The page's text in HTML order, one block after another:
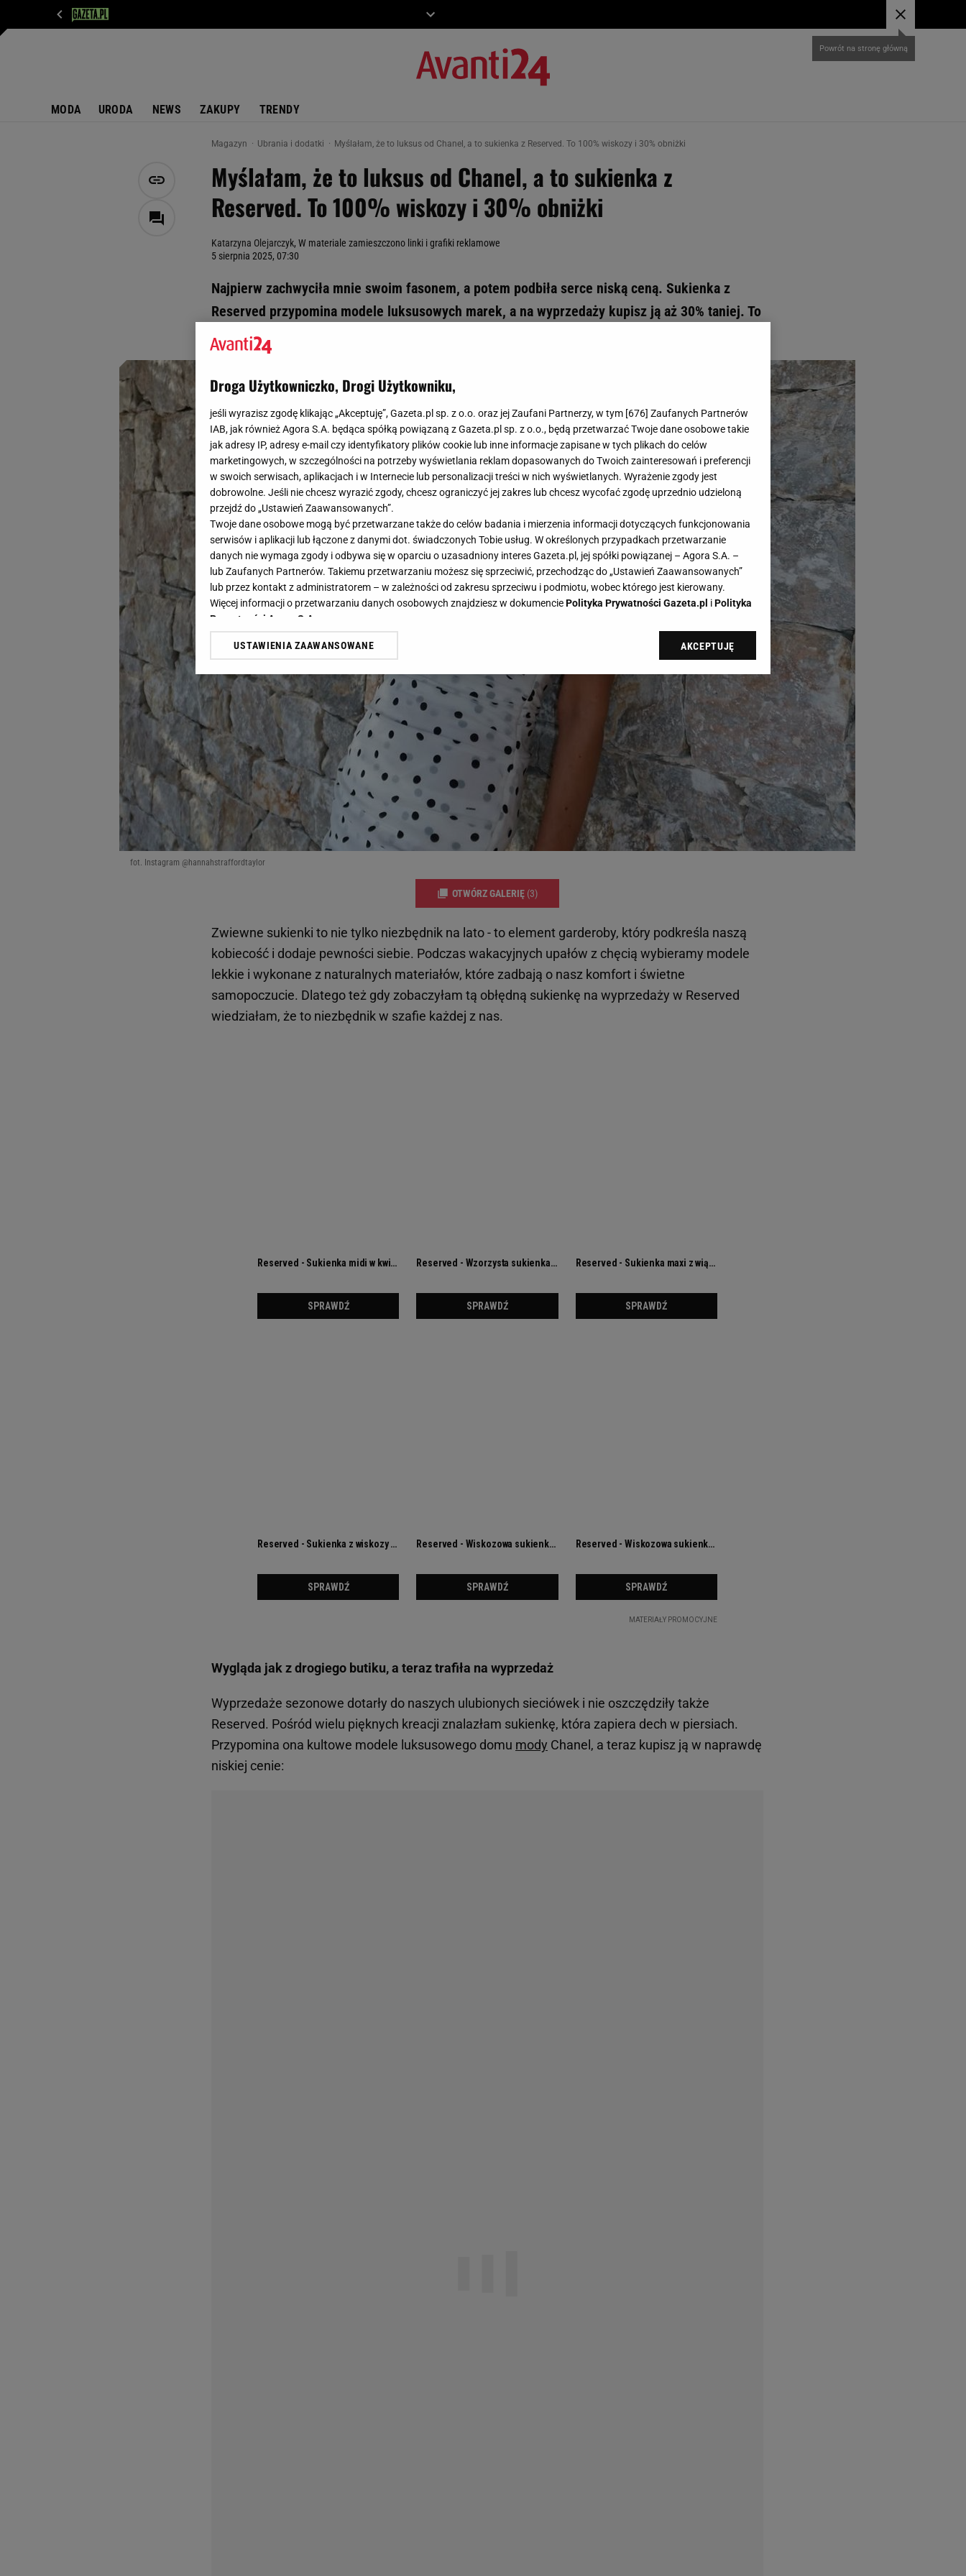
MODA URODA NEWS ZAKUPY TRENDY
Magazyn Ubrania i dodatki Myślałam, że to luksus od Chanel, a to sukienka z Reserved. To 100% wiskozy i 30% obniżki
Myślałam, że to luksus od Chanel, a to sukienka z
Reserved. To 100% wiskozy i 30% obniżki
Katarzyna Olejarczyk, W materiale zamieszczono linki i grafiki reklamowe
5 sierpnia 2025, 07:30
Najpierw zachwyciła mnie swoim fasonem, a potem podbiła serce niską ceną. Sukienka z
Reserved przypomina modele luksusowych marek, a na wyprzedaży kupisz ją aż 30% taniej. To
prawdziwy magnes na komplementy.
fot. Instagram @hannahstraffordtaylor
OTWÓRZ GALERIĘ (3)
Zwiewne sukienki to nie tylko niezbędnik na lato - to element garderoby, który podkreśla naszą
kobiecość i dodaje pewności siebie. Podczas wakacyjnych upałów z chęcią wybieramy modele
lekkie i wykonane z naturalnych materiałów, które zadbają o nasz komfort i świetne
samopoczucie. Dlatego też gdy zobaczyłam tą obłędną sukienkę na wyprzedaży w Reserved
wiedziałam, że to niezbędnik w szafie każdej z nas.
Wygląda jak z drogiego butiku, a teraz trafiła na wyprzedaż
Wyprzedaże sezonowe dotarły do naszych ulubionych sieciówek i nie oszczędziły także
Reserved. Pośród wielu pięknych kreacji znalazłam sukienkę, która zapiera dech w piersiach.
Przypomina ona kultowe modele luksusowego domu mody Chanel, a teraz kupisz ją w naprawdę
niskiej cenie:
Droga Użytkowniczko, Drogi Użytkowniku,
jeśli wyrazisz zgodę klikając „Akceptuję”, Gazeta.pl sp. z o.o. oraz jej Zaufani Partnerzy, w tym [676] Zaufanych Partnerów
IAB, jak również Agora S.A. będąca spółką powiązaną z Gazeta.pl sp. z o.o., będą przetwarzać Twoje dane osobowe takie
jak adresy IP, adresy e-mail czy identyfikatory plików cookie lub inne informacje zapisane w tych plikach do celów
marketingowych, w szczególności na potrzeby wyświetlania reklam dopasowanych do Twoich zainteresowań i preferencji
w swoich serwisach, aplikacjach i w Internecie lub personalizacji treści w nich wyświetlanych. Wyrażenie zgody jest
dobrowolne. Jeśli nie chcesz wyrazić zgody, chcesz ograniczyć jej zakres lub chcesz wycofać zgodę uprzednio udzieloną
przejdź do „Ustawień Zaawansowanych”.
Twoje dane osobowe mogą być przetwarzane także do celów badania i mierzenia informacji dotyczących funkcjonowania
serwisów i aplikacji lub łączone z danymi dot. świadczonych Tobie usług. W określonych przypadkach przetwarzanie
danych nie wymaga zgody i odbywa się w oparciu o uzasadniony interes Gazeta.pl, jej spółki powiązanej – Agora S.A. –
lub Zaufanych Partnerów. Takiemu przetwarzaniu możesz się sprzeciwić, przechodząc do „Ustawień Zaawansowanych”
lub przez kontakt z administratorem – w zależności od zakresu sprzeciwu i podmiotu, wobec którego jest kierowany.
Więcej informacji o przetwarzaniu danych osobowych znajdziesz w dokumenciePolityka Prywatności Gazeta.pl iPolityka
Prywatności Agora S.A.
Klikając „Akceptuję” wyrażasz też zgodę na zainstalowanie i przechowywanie plików cookie Gazeta.pl sp. z o.o., jej
dotyczące plików cookie, wywołując narzędzie do zarządzania twoimi preferencjami dot. przetwarzania danych poprzez
odnośnik „Ustawienia prywatności ” w stopce serwisu i przechodząc do „Ustawień Zaawansowanych”. Zmiana ustawień
plików cookie możliwa jest także za pomocą ustawień przeglądarki.
My, nasi Zaufani Partnerzy i Agora S.A. możemy przetwarzać dane osobowe w następujących celach:
Użycie dokładnych danych geolokalizacyjnych. Aktywne skanowanie charakterystyki urządzenia do celów identyfikacji.
Przechowywanie informacji na urządzeniu lub dostęp do nich. Spersonalizowane reklamy i treści, pomiar reklam i treści,
badnie odbiorców i ulepszanie usług.
Lista Zaufanych Partnerów
USTAWIENIA ZAAWANSOWANE AKCEPTUJĘ